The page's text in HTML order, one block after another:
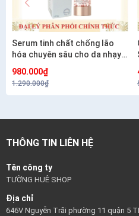
Serum tinh chất chống lão
hóa chuyên sâu cho da nhạy
cảm CETAPHIL HEALTHY
RENEW SERUM 30G
980.000₫
1.290.000₫
THÔNG TIN LIÊN HỆ
Tên công ty
TƯỜNG HUÊ SHOP
Địa chỉ
646V Nguyễn Trãi phường 11 quận 5